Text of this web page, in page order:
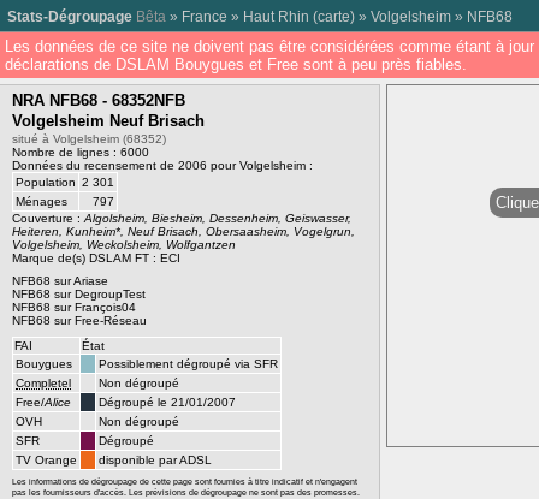
Stats-Dégroupage Bêta » France » Haut Rhin (carte) » Volgelsheim » NFB68
Les données de ce site ne doivent pas être considérées comme étant à
déclarations de DSLAM Bouygues et Free sont à peu près fiables.
NRA NFB68 - 68352NFB
Volgelsheim Neuf Brisach
situé à Volgelsheim (68352)
Nombre de lignes : 6000
Données du recensement de 2006 pour Volgelsheim :
Population 2 301
Ménages
797
Couverture : Algolsheim, Biesheim, Dessenheim, Geiswasser,
Heiteren, Kunheim*, Neuf Brisach, Obersaasheim, Vogelgrun,
Volgelsheim, Weckolsheim, Wolfgantzen
Marque de(s) DSLAM FT : ECI
NFB68 sur Ariase
NFB68 sur DegroupTest
NFB68 sur François04
NFB68 sur Free-Réseau
FAI
État
Bouygues
Possiblement dégroupé via SFR
Completel
Non dégroupé
Free/Alice
Dégroupé le 21/01/2007
OVH
Non dégroupé
SFR
Dégroupé
TV Orange
disponible par ADSL
Les informations de dégroupage de cette page sont fournies à titre indicatif et n'engagent
pas les fournisseurs d'accès. Les prévisions de dégroupage ne sont pas des promesses.